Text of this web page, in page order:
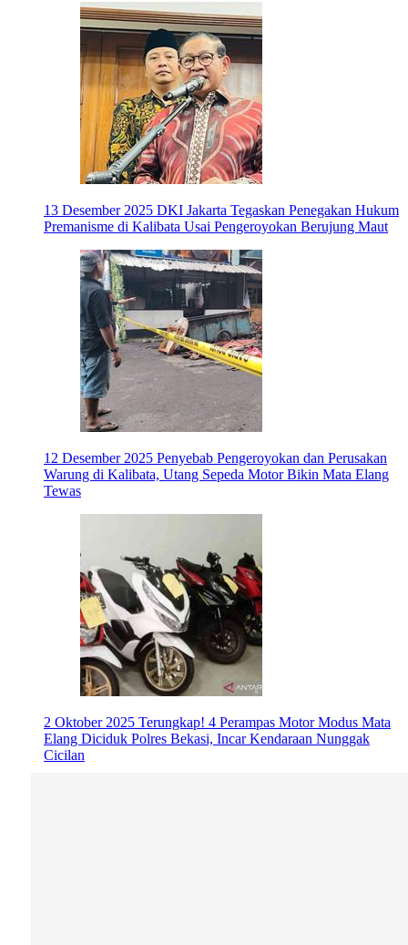
13 Desember 2025 DKI Jakarta Tegaskan Penegakan Hukum
Premanisme di Kalibata Usai Pengeroyokan Berujung Maut
12 Desember 2025 Penyebab Pengeroyokan dan Perusakan
Warung di Kalibata, Utang Sepeda Motor Bikin Mata Elang
Tewas
2 Oktober 2025 Terungkap! 4 Perampas Motor Modus Mata
Elang Diciduk Polres Bekasi, Incar Kendaraan Nunggak
Cicilan